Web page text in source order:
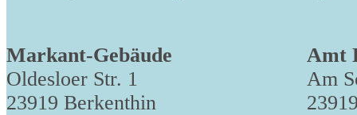
Markant-Gebäude
Oldesloer Str. 1
23919 Berkenthin
Amt
Am